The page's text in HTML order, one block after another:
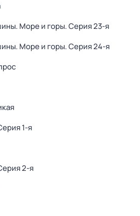
Море и горы. Серия 23-я
Море и горы. Серия 24-я
1-я
2-я